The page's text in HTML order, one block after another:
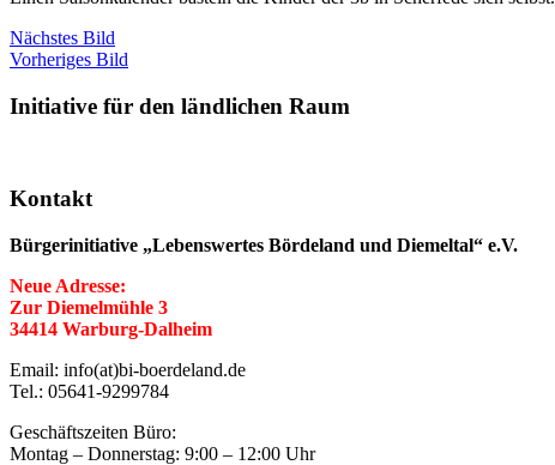
Nächstes Bild
Vorheriges Bild
Initiative für den ländlichen Raum
Kontakt
Bürgerinitiative „Lebenswertes Bördeland und Diemeltal“ e.V.
Neue Adresse:
Zur Diemelmühle 3
34414 Warburg-Dalheim
Email: info(at)bi-boerdeland.de
Tel.: 05641-9299784
Geschäftszeiten Büro:
Montag – Donnerstag: 9:00 – 12:00 Uhr